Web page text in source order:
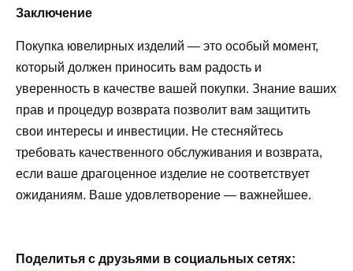
Заключение
Покупка ювелирных изделий — это особый момент,
который должен приносить вам радость и
уверенность в качестве вашей покупки. Знание ваших
прав и процедур возврата позволит вам защитить
свои интересы и инвестиции. Не стесняйтесь
требовать качественного обслуживания и возврата,
если ваше драгоценное изделие не соответствует
ожиданиям. Ваше удовлетворение — важнейшее.
Поделитья с друзьями в социальных сетях: